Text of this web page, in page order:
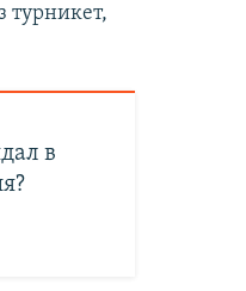
турникет,
в